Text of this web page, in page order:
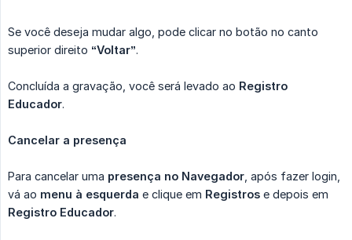
Se você deseja mudar algo, pode clicar no botão no canto
superior direito “Voltar”.
Concluída a gravação, você será levado ao Registro
Educador.
Cancelar a presença
Para cancelar uma presença no Navegador , após fazer login,
vá ao menu à esquerda e clique em Registros e depois em
Registro Educador.